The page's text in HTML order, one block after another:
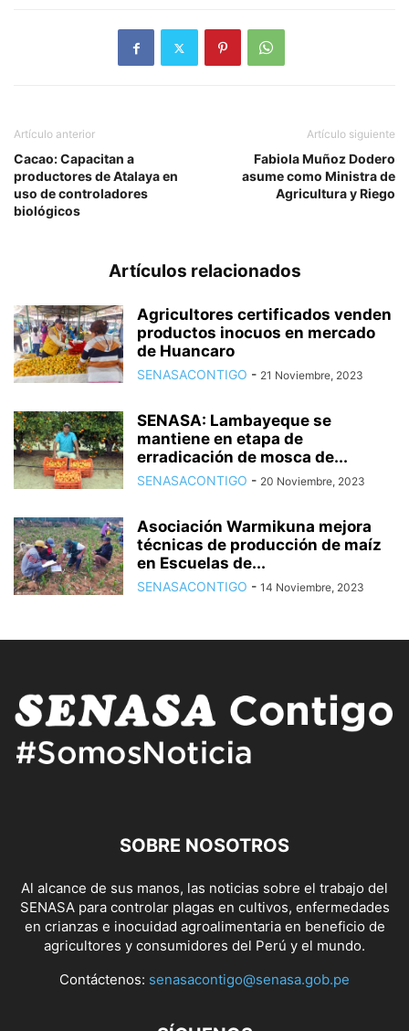
Artículo anterior
Cacao: Capacitan a
productores de Atalaya en
uso de controladores
biológicos
Artículo siguiente
Fabiola Muñoz Dodero
asume como Ministra de
Agricultura y Riego
Artículos relacionados
Agricultores certificados venden
productos inocuos en mercado
de Huancaro
SENASACONTIGO - 21 Noviembre, 2023
SENASA: Lambayeque se
mantiene en etapa de
erradicación de mosca de...
SENASACONTIGO - 20 Noviembre, 2023
Asociación Warmikuna mejora
técnicas de producción de maíz
en Escuelas de...
SENASACONTIGO - 14 Noviembre, 2023
SOBRE NOSOTROS
Al alcance de sus manos, las noticias sobre el trabajo del
SENASA para controlar plagas en cultivos, enfermedades
en crianzas e inocuidad agroalimentaria en beneficio de
agricultores y consumidores del Perú y el mundo.
Contáctenos: senasacontigo@senasa.gob.pe